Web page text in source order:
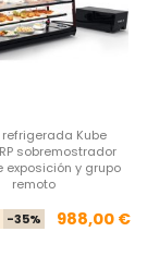
Kube
sobremostrador
exposición y grupo
remoto
-35% 988,00 €